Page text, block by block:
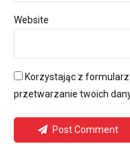
Website
Korzystając z
przetwarzanie twoich
Post Comment